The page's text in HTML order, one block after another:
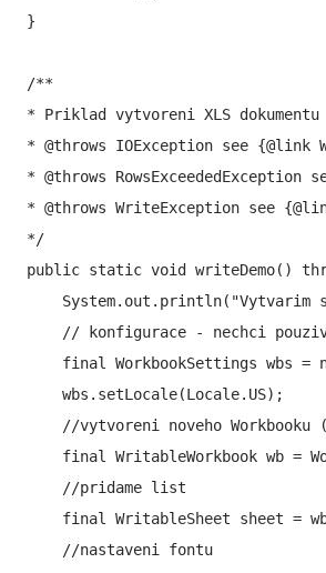
}
/**
* Priklad vytvoreni XLS dokumentu
* @throws IOException see {@link
* @throws
* @throws WriteException see
*/
public static void writeDemo()
System.out.println("Vytvarim
// konfigurace - nechci
final WorkbookSettings wbs =
    wbs.setLocale(Locale.US);
//vytvoreni noveho Workbooku
final WritableWorkbook wb =
    //pridame list
final WritableSheet sheet =
    //nastaveni fontu